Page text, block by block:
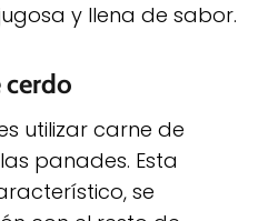
y llena de sabor.
cerdo
utilizar carne de
panades. Esta
se